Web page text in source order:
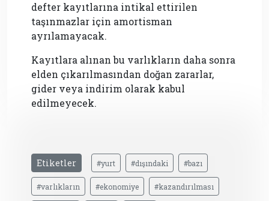
defter kayıtlarına intikal ettirilen
taşınmazlar için amortisman
ayrılamayacak.
Kayıtlara alınan bu varlıkların daha sonra
elden çıkarılmasından doğan zararlar,
gider veya indirim olarak kabul
edilmeyecek.
Etiketler #yurt #dışındaki #bazı
#varlıkların #ekonomiye #kazandırılması